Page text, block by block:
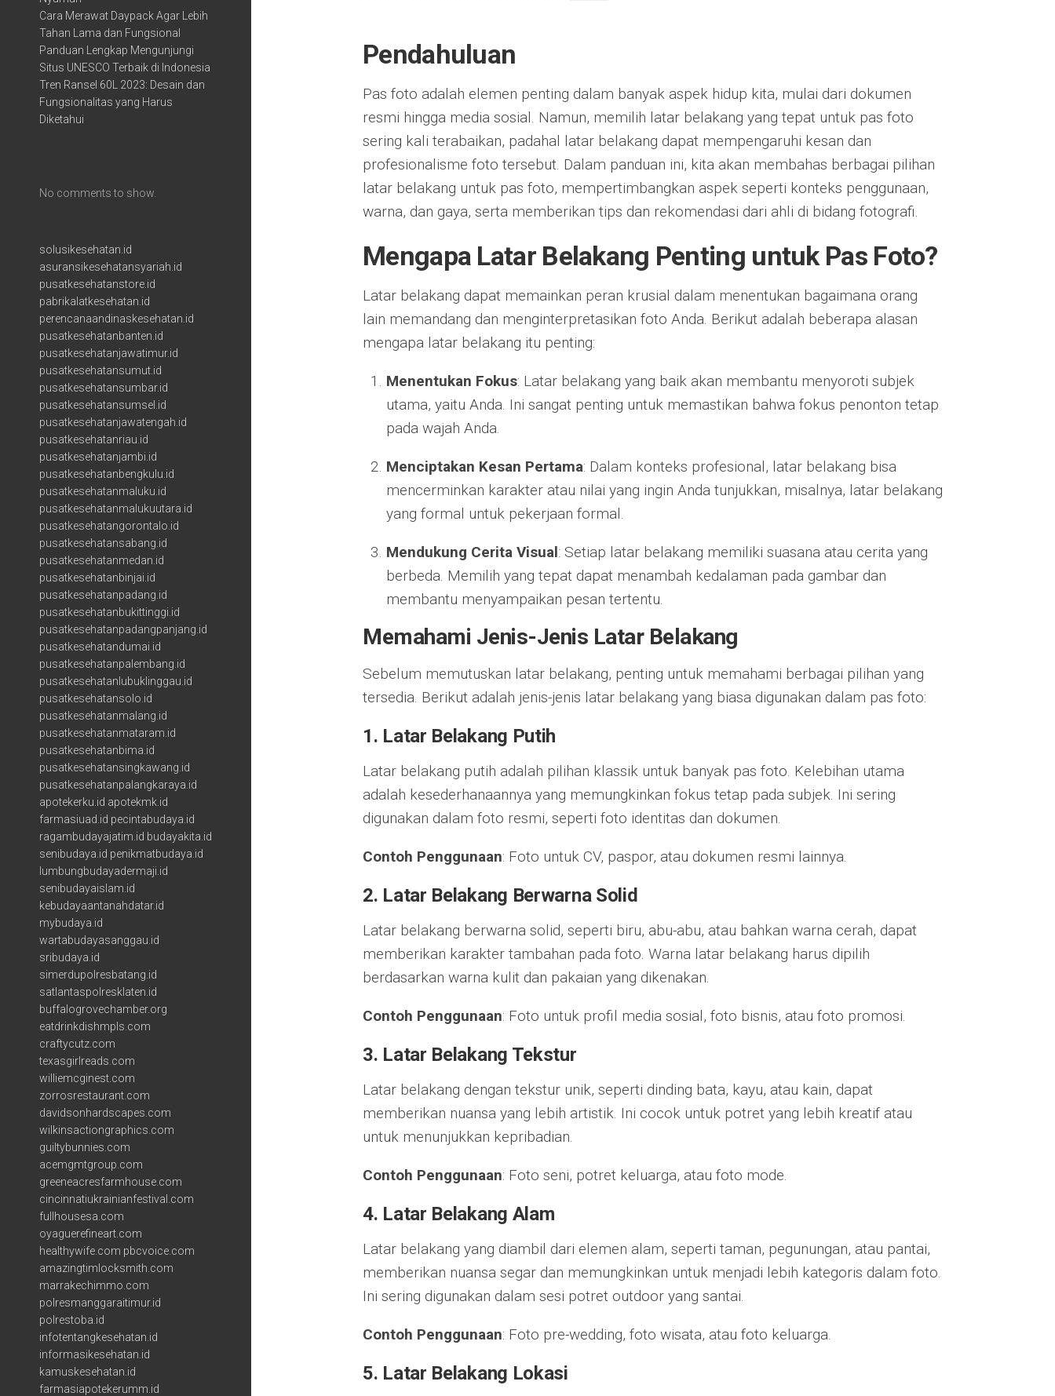
Pendahuluan
Pas foto adalah elemen penting dalam banyak aspek hidup kita, mulai dari dokumen
resmi hingga media sosial. Namun, memilih latar belakang yang tepat untuk pas foto
sering kali terabaikan, padahal latar belakang dapat mempengaruhi kesan dan
profesionalisme foto tersebut. Dalam panduan ini, kita akan membahas berbagai pilihan
latar belakang untuk pas foto, mempertimbangkan aspek seperti konteks penggunaan,
warna, dan gaya, serta memberikan tips dan rekomendasi dari ahli di bidang fotografi.
Mengapa Latar Belakang Penting untuk Pas Foto?
Latar belakang dapat memainkan peran krusial dalam menentukan bagaimana orang
lain memandang dan menginterpretasikan foto Anda. Berikut adalah beberapa alasan
mengapa latar belakang itu penting:
Menentukan Fokus: Latar belakang yang baik akan membantu menyoroti subjek
utama, yaitu Anda. Ini sangat penting untuk memastikan bahwa fokus penonton tetap
pada wajah Anda.
Menciptakan Kesan Pertama: Dalam konteks profesional, latar belakang bisa
mencerminkan karakter atau nilai yang ingin Anda tunjukkan, misalnya, latar belakang
yang formal untuk pekerjaan formal.
Mendukung Cerita Visual: Setiap latar belakang memiliki suasana atau cerita yang
berbeda. Memilih yang tepat dapat menambah kedalaman pada gambar dan
membantu menyampaikan pesan tertentu.
Memahami Jenis-Jenis Latar Belakang
Sebelum memutuskan latar belakang, penting untuk memahami berbagai pilihan yang
tersedia. Berikut adalah jenis-jenis latar belakang yang biasa digunakan dalam pas foto:
1. Latar Belakang Putih
Latar belakang putih adalah pilihan klassik untuk banyak pas foto. Kelebihan utama
adalah kesederhanaannya yang memungkinkan fokus tetap pada subjek. Ini sering
digunakan dalam foto resmi, seperti foto identitas dan dokumen.
Contoh Penggunaan: Foto untuk CV, paspor, atau dokumen resmi lainnya.
2. Latar Belakang Berwarna Solid
Latar belakang berwarna solid, seperti biru, abu-abu, atau bahkan warna cerah, dapat
memberikan karakter tambahan pada foto. Warna latar belakang harus dipilih
berdasarkan warna kulit dan pakaian yang dikenakan.
Contoh Penggunaan: Foto untuk profil media sosial, foto bisnis, atau foto promosi.
3. Latar Belakang Tekstur
Latar belakang dengan tekstur unik, seperti dinding bata, kayu, atau kain, dapat
memberikan nuansa yang lebih artistik. Ini cocok untuk potret yang lebih kreatif atau
untuk menunjukkan kepribadian.
Contoh Penggunaan: Foto seni, potret keluarga, atau foto mode.
4. Latar Belakang Alam
Latar belakang yang diambil dari elemen alam, seperti taman, pegunungan, atau pantai,
memberikan nuansa segar dan memungkinkan untuk menjadi lebih kategoris dalam foto.
Ini sering digunakan dalam sesi potret outdoor yang santai.
Contoh Penggunaan: Foto pre-wedding, foto wisata, atau foto keluarga.
5. Latar Belakang Lokasi
Cara Merawat Daypack Agar Lebih
Tahan Lama dan Fungsional
Panduan Lengkap Mengunjungi
Situs UNESCO Terbaik di Indonesia
Tren Ransel 60L 2023: Desain dan
Fungsionalitas yang Harus
Diketahui
No comments to show.
solusikesehatan.id
asuransikesehatansyariah.id
pusatkesehatanstore.id
pabrikalatkesehatan.id
perencanaandinaskesehatan.id
pusatkesehatanbanten.id
pusatkesehatanjawatimur.id
pusatkesehatansumut.id
pusatkesehatansumbar.id
pusatkesehatansumsel.id
pusatkesehatanjawatengah.id
pusatkesehatanriau.id
pusatkesehatanjambi.id
pusatkesehatanbengkulu.id
pusatkesehatanmaluku.id
pusatkesehatanmalukuutara.id
pusatkesehatangorontalo.id
pusatkesehatansabang.id
pusatkesehatanmedan.id
pusatkesehatanbinjai.id
pusatkesehatanpadang.id
pusatkesehatanbukittinggi.id
pusatkesehatanpadangpanjang.id
pusatkesehatandumai.id
pusatkesehatanpalembang.id
pusatkesehatanlubuklinggau.id
pusatkesehatansolo.id
pusatkesehatanmalang.id
pusatkesehatanmataram.id
pusatkesehatanbima.id
pusatkesehatansingkawang.id
pusatkesehatanpalangkaraya.id
apotekerku.id apotekmk.id
farmasiuad.id pecintabudaya.id
ragambudayajatim.id budayakita.id
senibudaya.id penikmatbudaya.id
lumbungbudayadermaji.id
senibudayaislam.id
kebudayaantanahdatar.id
mybudaya.id
wartabudayasanggau.id
sribudaya.id
simerdupolresbatang.id
satlantaspolresklaten.id
buffalogrovechamber.org
eatdrinkdishmpls.com
craftycutz.com
texasgirlreads.com
williemcginest.com
zorrosrestaurant.com
davidsonhardscapes.com
wilkinsactiongraphics.com
guiltybunnies.com
acemgmtgroup.com
greeneacresfarmhouse.com
cincinnatiukrainianfestival.com
fullhousesa.com
oyaguerefineart.com
healthywife.com pbcvoice.com
amazingtimlocksmith.com
marrakechimmo.com
polresmanggaraitimur.id
polrestoba.id
infotentangkesehatan.id
informasikesehatan.id
kamuskesehatan.id
farmasiapotekerumm.id